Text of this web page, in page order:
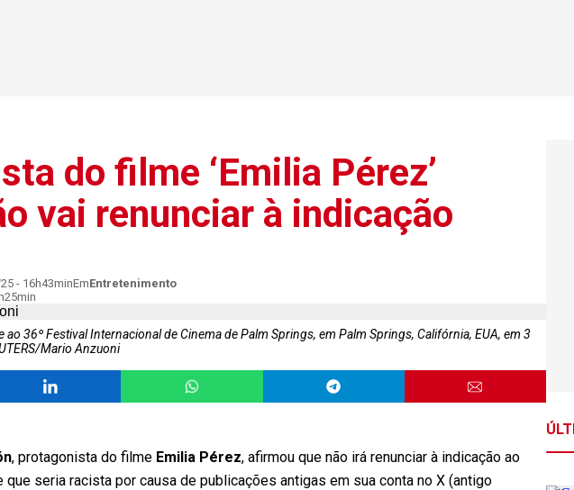
do filme ‘Emilia Pérez’
vai renunciar à indicação
- 16h43minEmEntretenimento
ao 36º Festival Internacional de Cinema de Palm Springs, em Palm Springs, Califórnia, EUA, em 3
Mario Anzuoni
, protagonista do filme Emilia Pérez, afirmou que não irá renunciar à indicação ao
que seria racista por causa de publicações antigas em sua conta no X (antigo